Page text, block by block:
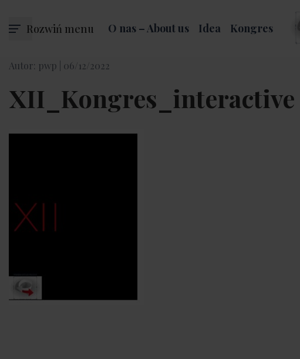
Rozwiń menu O nas – About us Idea Kongres
Autor: pwp | 06/12/2022
XII_Kongres_interactive